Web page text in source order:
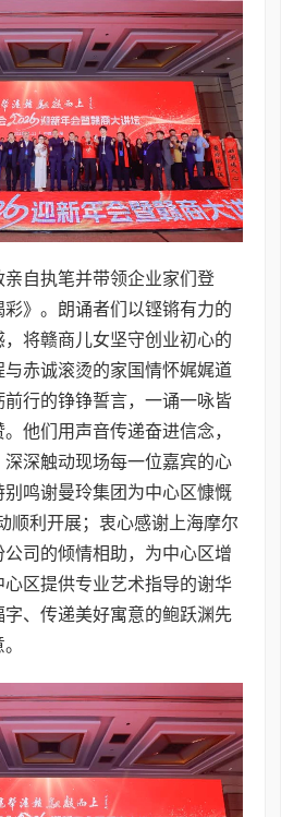
亲自执笔并带领企业家们登
》。朗诵者们以铿锵有力的
将赣商儿女坚守创业初心的
赤诚滚烫的家国情怀娓娓道
行的铮铮誓言，一诵一咏皆
他们用声音传递奋进信念，
深触动现场每一位嘉宾的心
鸣谢曼玲集团为中心区慷慨
顺利开展；衷心感谢上海摩尔
司的倾情相助，为中心区增
区提供专业艺术指导的谢华
、传递美好寓意的鲍跃渊先